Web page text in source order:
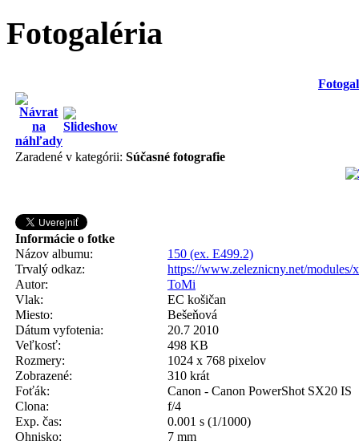
Fotogaléria
Zaradené v kategórii: Súčasné fotografie
Informácie o fotke
Názov albumu:
150 (ex. E499.2)
Trvalý odkaz:
https://www.zeleznicny.net/
Autor:
ToMi
Vlak:
EC košičan
Miesto:
Bešeňová
Dátum vyfotenia:
20.7 2010
Veľkosť:
498 KB
Rozmery:
1024 x 768 pixelov
Zobrazené:
310 krát
Foťák:
Canon - Canon PowerShot SX20 IS
Clona:
f/4
Exp. čas:
0.001 s (1/1000)
Ohnisko:
7 mm